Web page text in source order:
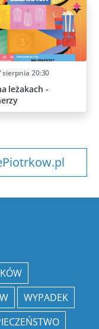
sierpnia 20:30
leżakach -
WYPADEK